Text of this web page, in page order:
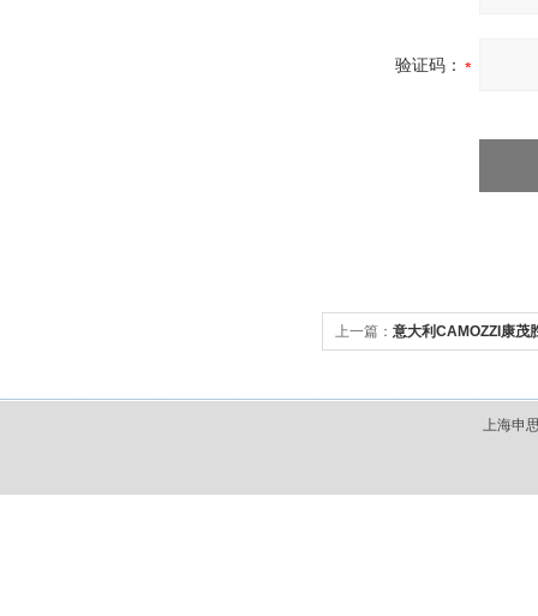
验证码：
上一篇： 意大利CAMOZZI康茂
上海申